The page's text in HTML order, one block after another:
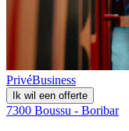
PrivéBusiness
Ik wil een offerte
7300 Boussu - Boribar